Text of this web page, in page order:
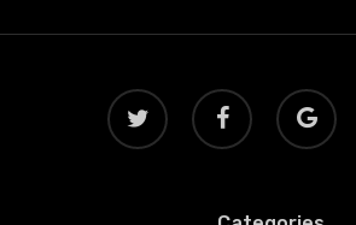
twitter facebook
google-
plus